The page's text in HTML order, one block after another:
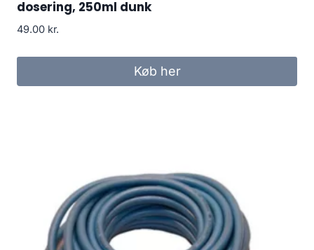
dosering, 250ml dunk
49.00 kr.
Køb her